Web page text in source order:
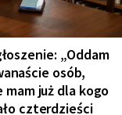
„Oddam
osób,
już dla kogo
czterdzieści